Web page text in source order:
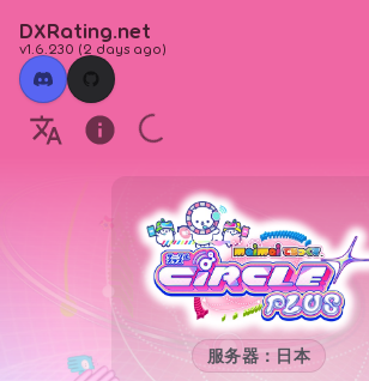
DXRating.net
v1.6.230 (2 days ago)
服务器：日本